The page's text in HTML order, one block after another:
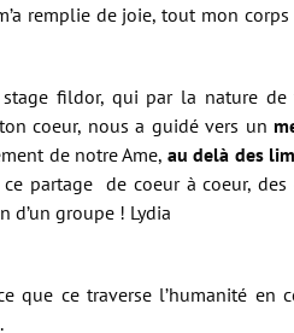
remplie de joie, tout mon corps
fildor, qui par la nature de
coeur, nous a guidé vers un
de notre Ame, au delà des
partage de coeur à coeur,
d’un groupe ! Lydia
que ce traverse l’humanité en